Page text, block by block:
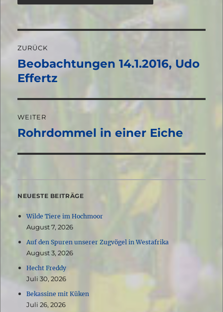
Beitragsnavigation
ZURÜCK
Vorheriger
Beitrag:
Beobachtungen 14.1.2016, Udo
Effertz
WEITER
Nächster
Rohrdommel in einer Eiche
NEUESTE BEITRÄGE
Wilde Tiere im Hochmoor
August 7, 2026
Auf den Spuren unserer Zugvögel in Westafrika
August 3, 2026
Hecht Freddy
Juli 30, 2026
Bekassine mit Küken
Juli 26, 2026